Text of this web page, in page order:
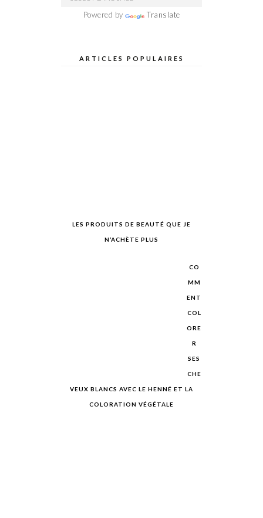
Powered by Translate
ARTICLES POPULAIRES
LES PRODUITS DE BEAUTÉ QUE JE
N’ACHÈTE PLUS
CO
MM
ENT
COL
ORE
R
SES
CHE
VEUX BLANCS AVEC LE HENNÉ ET LA
COLORATION VÉGÉTALE